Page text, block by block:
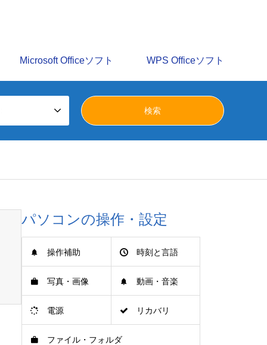
Microsoft Officeソフト WPS Officeソフト
パソコンの操作・設定
操作補助 時刻と言語
写真・画像 動画・音楽
電源 リカバリ
ファイル・フォルダ